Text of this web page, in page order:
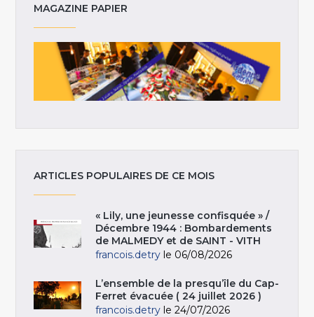
MAGAZINE PAPIER
ARTICLES POPULAIRES DE CE MOIS
« Lily, une jeunesse confisquée » /
Décembre 1944 : Bombardements
de MALMEDY et de SAINT - VITH
francois.detry le 06/08/2026
L’ensemble de la presqu’île du Cap-
Ferret évacuée ( 24 juillet 2026 )
francois.detry le 24/07/2026